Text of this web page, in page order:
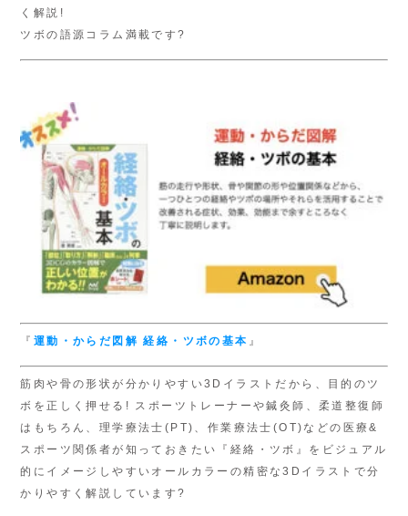
く解説!
ツボの語源コラム満載です?
『 運動・からだ図解経絡・ツボの基本 』
筋肉や骨の形状が分かりやすい3Dイラストだから、目的のツ
ボを正しく押せる! スポーツトレーナーや鍼灸師、柔道整復師
はもちろん、理学療法士(PT)、作業療法士(OT)などの医療&
スポーツ関係者が知っておきたい『経絡・ツボ』をビジュアル
的にイメージしやすいオールカラーの精密な3Dイラストで分
かりやすく解説しています?